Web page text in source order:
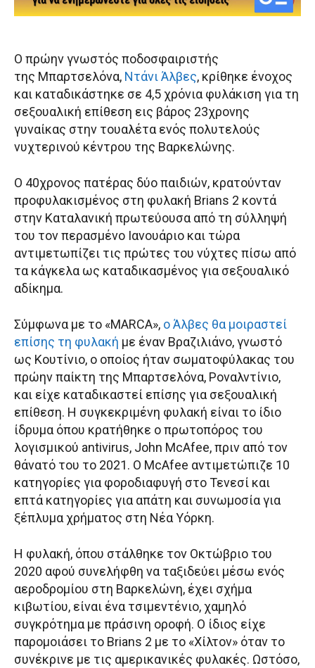
Ο πρώην γνωστός ποδοσφαιριστής
της Μπαρτσελόνα, Ντάνι Άλβες, κρίθηκε ένοχος
και καταδικάστηκε σε 4,5 χρόνια φυλάκιση για τη
σεξουαλική επίθεση εις βάρος 23χρονης
γυναίκας στην τουαλέτα ενός πολυτελούς
νυχτερινού κέντρου της Βαρκελώνης.
Ο 40χρονος πατέρας δύο παιδιών, κρατούνταν
προφυλακισμένος στη φυλακή Brians 2 κοντά
στην Καταλανική πρωτεύουσα από τη σύλληψή
του τον περασμένο Ιανουάριο και τώρα
αντιμετωπίζει τις πρώτες του νύχτες πίσω από
τα κάγκελα ως καταδικασμένος για σεξουαλικό
αδίκημα.
Σύμφωνα με το «MARCA», ο Άλβες θα μοιραστεί
επίσης τη φυλακή με έναν Βραζιλιάνο, γνωστό
ως Κουτίνιο, ο οποίος ήταν σωματοφύλακας του
πρώην παίκτη της Μπαρτσελόνα, Ροναλντίνιο,
και είχε καταδικαστεί επίσης για σεξουαλική
επίθεση. Η συγκεκριμένη φυλακή είναι το ίδιο
ίδρυμα όπου κρατήθηκε ο πρωτοπόρος του
λογισμικού antivirus, John McAfee, πριν από τον
θάνατό του το 2021. Ο McAfee αντιμετώπιζε 10
κατηγορίες για φοροδιαφυγή στο Τενεσί και
επτά κατηγορίες για απάτη και συνωμοσία για
ξέπλυμα χρήματος στη Νέα Υόρκη.
Η φυλακή, όπου στάλθηκε τον Οκτώβριο του
2020 αφού συνελήφθη να ταξιδεύει μέσω ενός
αεροδρομίου στη Βαρκελώνη, έχει σχήμα
κιβωτίου, είναι ένα τσιμεντένιο, χαμηλό
συγκρότημα με πράσινη οροφή. Ο ίδιος είχε
παρομοιάσει το Brians 2 με το «Χίλτον» όταν το
συνέκρινε με τις αμερικανικές φυλακές. Ωστόσο,